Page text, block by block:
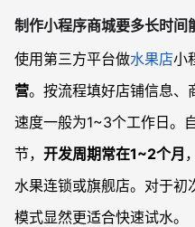
制作小程序商城要多长时间
使用第三方平台做水果店小
营。按流程填好店铺信息、
速度一般为1~3个工作日。
节， 开发周期常在1~2个月
水果连锁或旗舰店。对于初
模式显然更适合快速试水。